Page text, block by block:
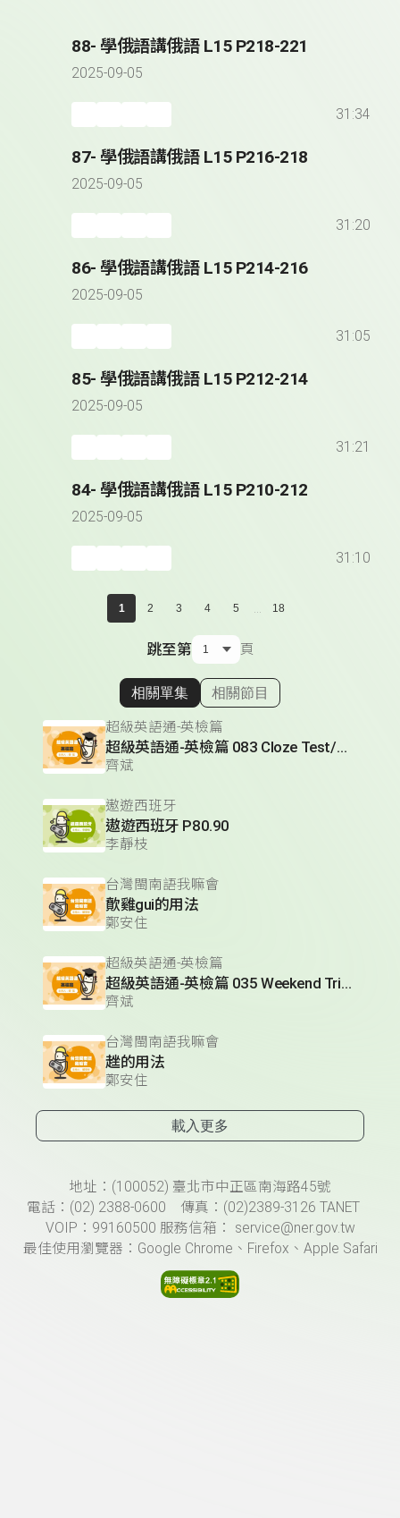
88- 學俄語講俄語 L15 P218-221
2025-09-05
31:34
87- 學俄語講俄語 L15 P216-218
2025-09-05
31:20
86- 學俄語講俄語 L15 P214-216
2025-09-05
31:05
85- 學俄語講俄語 L15 P212-214
2025-09-05
31:21
84- 學俄語講俄語 L15 P210-212
2025-09-05
31:10
1 2 3 4 5 ... 18
跳至第 頁
顯示相關單集
相關單集 相關節目
超級英語通-英檢篇
超級英語通-英檢篇 083 Cloze Test/段落填空-13
齊斌
遨遊西班牙
遨遊西班牙 P80.90
李靜枝
台灣閩南語我嘛會
歕雞gui的用法
鄭安住
超級英語通-英檢篇
超級英語通-英檢篇 035 Weekend Trip- 週末旅遊
齊斌
台灣閩南語我嘛會
趖的用法
鄭安住
載入更多
頁尾資訊地址：(100052) 臺北市中正區南海路45號
電話：(02) 2388-0600 傳真：(02)2389-3126 TANET
VOIP：99160500 服務信箱： service@ner.gov.tw
最佳使用瀏覽器：Google Chrome、Firefox、Apple Safari